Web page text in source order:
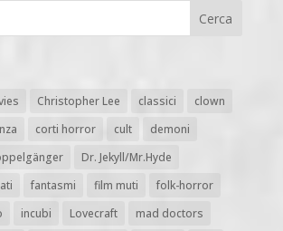
Christopher Lee classici
clown
corti horror cult
demoni
Dr. Jekyll/Mr.Hyde
fantasmi film muti
folk-horror
incubi Lovecraft
mad doctors